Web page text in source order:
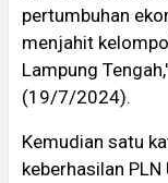
pertumbuhan
menjahit
Lampung
(19/7/2024).
Kemudian satu
keberhasilan